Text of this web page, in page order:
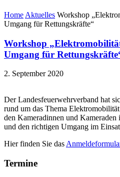
Home Aktuelles Workshop
Umgang für Rettungskräfte“
Workshop
Umgang für
2. September 2020
Der Landesfeuerwehrverband hat
rund um das Thema
den Kameradinnen und
und den richtigen Umgang im
Hier finden Sie das
Termine